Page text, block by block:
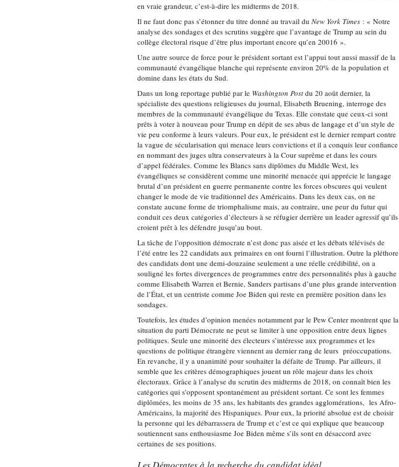
en vraie grandeur, c’est-à-dire les midterms de 2018.
Il ne faut donc pas s’étonner du titre donné au travail duNew York Times : « Notre
analyse des sondages et des scrutins suggère que l’avantage de Trump au sein du
collège électoral risque d’être plus important encore qu’en 20016 ».
Une autre source de force pour le président sortant est l’appui tout aussi massif de la
communauté évangélique blanche qui représente environ 20% de la population et
domine dans les états du Sud.
Dans un long reportage publié par le Washington Postdu 20 août dernier, la
spécialiste des questions religieuses du journal, Elisabeth Bruening, interroge des
membres de la communauté évangélique du Texas. Elle constate que ceux-ci sont
prêts à voter à nouveau pour Trump en dépit de ses abus de langage et d’un style de
vie peu conforme à leurs valeurs. Pour eux, le président est le dernier rempart contre
la vague de sécularisation qui menace leurs convictions et il a conquis leur confiance
en nommant des juges ultra conservateurs à la Cour suprême et dans les cours
d’appel fédérales. Comme les Blancs sans diplômes du Middle West, les
évangéliques se considèrent comme une minorité menacée qui apprécie le langage
brutal d’un président en guerre permanente contre les forces obscures qui veulent
changer le mode de vie traditionnel des Américains. Dans les deux cas, on ne
constate aucune forme de triomphalisme mais, au contraire, une peur du futur qui
conduit ces deux catégories d’électeurs à se réfugier derrière un leader agressif qu’ils
croient prêt à les défendre jusqu’au bout.
La tâche de l’opposition démocrate n’est donc pas aisée et les débats télévisés de
l’été entre les 22 candidats aux primaires en ont fourni l’illustration. Outre la pléthore
des candidats dont une demi-douzaine seulement a une réelle crédibilité, on a
souligné les fortes divergences de programmes entre des personnalités plus à gauche
comme Elisabeth Warren et Bernie, Sanders partisans d’une plus grande intervention
de l’État, et un centriste comme Joe Biden qui reste en première position dans les
sondages.
Toutefois, les études d’opinion menées notamment par le Pew Center montrent que la
situation du parti Démocrate ne peut se limiter à une opposition entre deux lignes
politiques. Seule une minorité des électeurs s’intéresse aux programmes et les
questions de politique étrangère viennent au dernier rang de leurs préoccupations.
En revanche, il y a unanimité pour souhaiter la défaite de Trump. Par ailleurs, il
semble que les critères démographiques jouent un rôle majeur dans les choix
électoraux. Grâce à l’analyse du scrutin des midterms de 2018, on connaît bien les
catégories qui s’opposent spontanément au président sortant. Ce sont les femmes
diplômées, les moins de 35 ans, les habitants des grandes agglomérations, les Afro-
Américains, la majorité des Hispaniques. Pour eux, la priorité absolue est de choisir
la personne qui les débarrassera de Trump et c’est ce qui explique que beaucoup
soutiennent sans enthousiasme Joe Biden même s’ils sont en désaccord avec
certaines de ses positions.